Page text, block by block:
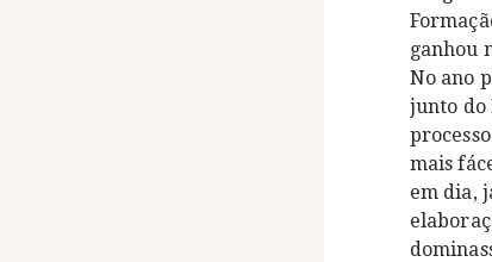
ganhou
No ano
junto do
mais
em dia,